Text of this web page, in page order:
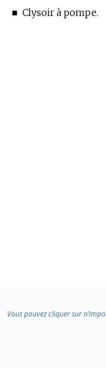
■ Clysoir à pompe.
Vous pouvez cliquer sur